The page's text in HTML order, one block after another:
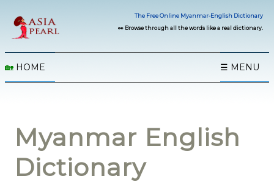
The Free Online Myanmar-English Dictionary
👀 Browse through all the words like a real dictionary.
🏡 HOME ☰ MENU
Myanmar English
Dictionary